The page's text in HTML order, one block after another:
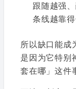
跟随越强
条线越靠
所以缺口能成
是因为它特别
套在哪」这件